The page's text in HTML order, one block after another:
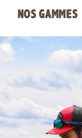
NOS GAMMES